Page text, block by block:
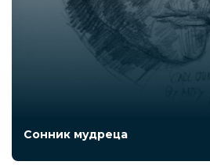
Сонник мудреца